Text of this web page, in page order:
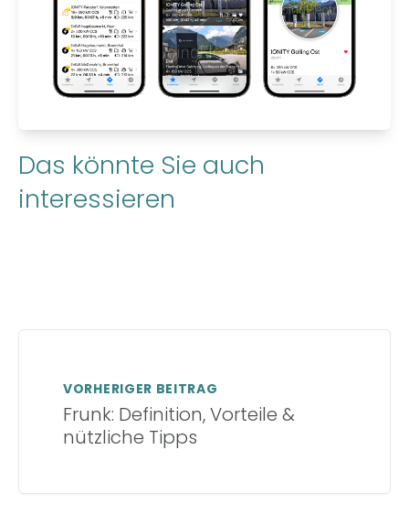
Das könnte Sie auch
interessieren
VORHERIGER BEITRAG
Frunk: Definition, Vorteile &
nützliche Tipps